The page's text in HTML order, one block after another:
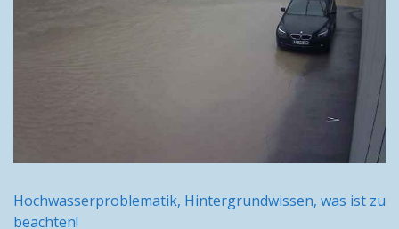
Hochwasserproblematik, Hintergrundwissen, was ist zu
beachten!